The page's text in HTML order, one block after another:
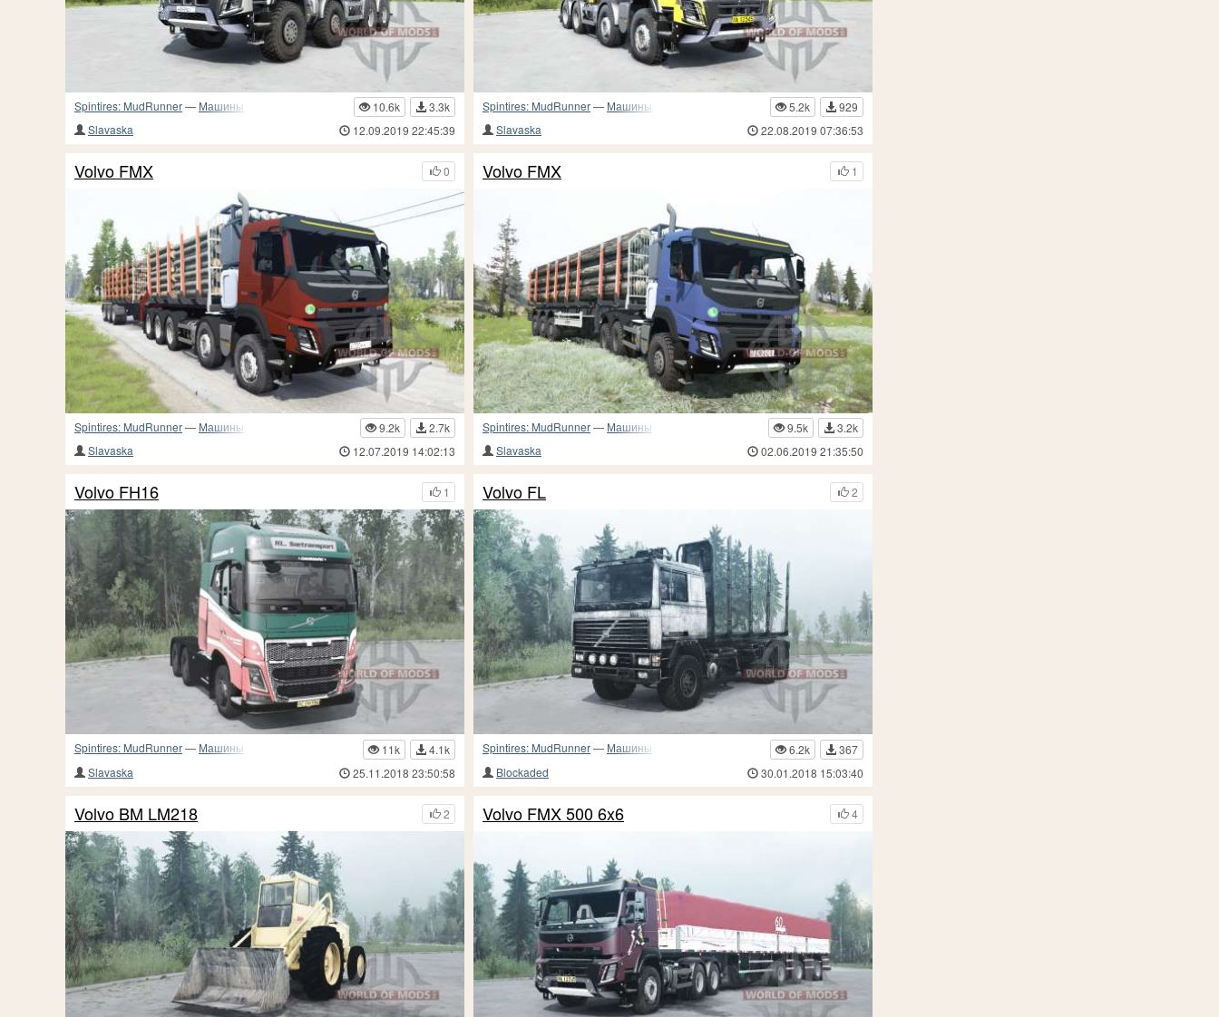
Spintires: MudRunner— Машины 10.6k
3.3k
Slavaska
12.09.2019 22:45:39
Spintires: MudRunner— Машины 5.2k
929
Slavaska
22.08.2019 07:36:53
0
Volvo FMX
Spintires: MudRunner— Машины 9.2k
2.7k
Slavaska
12.07.2019 14:02:13
1
Volvo FMX
Spintires: MudRunner— Машины 9.5k
3.2k
Slavaska
02.06.2019 21:35:50
1
Volvo FH16
Spintires: MudRunner— Машины 11k
4.1k
Slavaska
25.11.2018 23:50:58
2
Volvo FL
Spintires: MudRunner— Машины 6.2k
367
Blockaded
30.01.2018 15:03:40
2
Volvo BM LM218 4
Volvo FMX 500 6x6